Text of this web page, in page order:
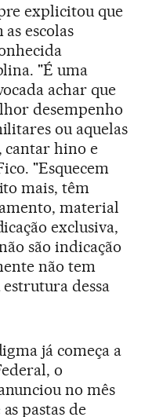
explicitou que
escolas
"É uma
achar que
desempenho
ou aquelas
cantar hino e
"Esquecem
mais, têm
material
exclusiva,
são indicação
não tem
dessa
já começa a
o
no mês
pastas de